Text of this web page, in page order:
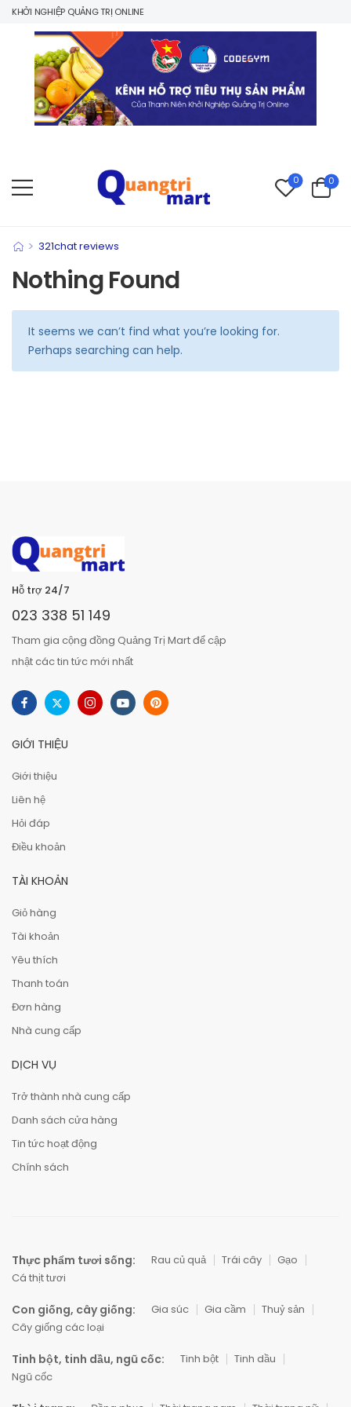
NGHIỆP QUẢNG TRỊ ONLINE
0 0
> 321chat reviews
Nothing Found
It seems we can’t find what you’re looking for.
Perhaps searching can help.
Hỗ trợ 24/7
023 338 51 149
Tham gia cộng đồng Quảng Trị Mart để cập
nhật các tin tức mới nhất
GIỚI THIỆU
Giới thiệu
Liên hệ
Hỏi đáp
Điều khoản
TÀI KHOẢN
Giỏ hàng
Tài khoản
Yêu thích
Thanh toán
Đơn hàng
Nhà cung cấp
DỊCH VỤ
Trở thành nhà cung cấp
Danh sách cửa hàng
Tin tức hoạt động
Chính sách
Thực phẩm tươi sống: Rau củ quả Trái cây
Gạo
Cá thịt tươi
Con giống, cây giống: Gia súc Gia cầm
Thuỷ sản
Cây giống các loại
Tinh bột, tinh dầu, ngũ cốc: Tinh bột
Tinh dầu
Ngũ cốc